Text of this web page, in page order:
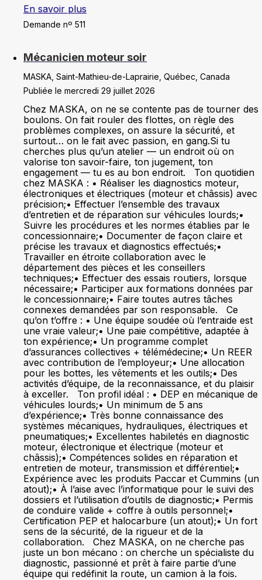
En savoir plus
Demande nº 511
Mécanicien moteur soir
MASKA, Saint-Mathieu-de-Laprairie, Québec, Canada
Publiée le mercredi 29 juillet 2026
Chez MASKA, on ne se contente pas de tourner des
boulons. On fait rouler des flottes, on règle des
problèmes complexes, on assure la sécurité, et
surtout… on le fait avec passion, en gang.Si tu
cherches plus qu’un atelier — un endroit où on
valorise ton savoir-faire, ton jugement, ton
engagement — tu es au bon endroit. Ton quotidien
chez MASKA : • Réaliser les diagnostics moteur,
électroniques et électriques (moteur et châssis) avec
précision;• Effectuer l’ensemble des travaux
d’entretien et de réparation sur véhicules lourds;•
Suivre les procédures et les normes établies par le
concessionnaire;• Documenter de façon claire et
précise les travaux et diagnostics effectués;•
Travailler en étroite collaboration avec le
département des pièces et les conseillers
techniques;• Effectuer des essais routiers, lorsque
nécessaire;• Participer aux formations données par
le concessionnaire;• Faire toutes autres tâches
connexes demandées par son responsable. Ce
qu’on t’offre : • Une équipe soudée où l’entraide est
une vraie valeur;• Une paie compétitive, adaptée à
ton expérience;• Un programme complet
d’assurances collectives + télémédecine;• Un REER
avec contribution de l’employeur;• Une allocation
pour les bottes, les vêtements et les outils;• Des
activités d’équipe, de la reconnaissance, et du plaisir
à exceller. Ton profil idéal : • DEP en mécanique de
véhicules lourds;• Un minimum de 5 ans
d’expérience;• Très bonne connaissance des
systèmes mécaniques, hydrauliques, électriques et
pneumatiques;• Excellentes habiletés en diagnostic
moteur, électronique et électrique (moteur et
châssis);• Compétences solides en réparation et
entretien de moteur, transmission et différentiel;•
Expérience avec les produits Paccar et Cummins (un
atout);• À l’aise avec l’informatique pour le suivi des
dossiers et l’utilisation d’outils de diagnostic;• Permis
de conduire valide + coffre à outils personnel;•
Certification PEP et halocarbure (un atout);• Un fort
sens de la sécurité, de la rigueur et de la
collaboration. Chez MASKA, on ne cherche pas
juste un bon mécano : on cherche un spécialiste du
diagnostic, passionné et prêt à faire partie d’une
équipe qui redéfinit la route, un camion à la fois.